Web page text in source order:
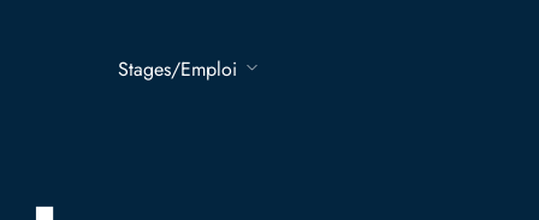
Stages/Emploi